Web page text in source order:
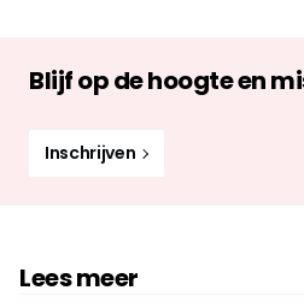
Blijf op de hoogte en
Inschrijven
Lees meer